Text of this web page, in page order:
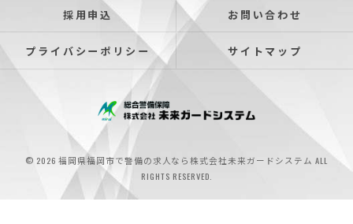
採用申込 お問い合わせ
プライバシーポリシー サイトマップ
© 2026 福岡県福岡市で警備の求人なら株式会社未来ガードシステム ALL
RIGHTS RESERVED.